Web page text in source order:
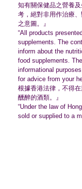
知有關保健品之營養及
考，絕對非用作治療、
之意圖。』
“All products
supplements. The
inform about the
food supplements.
informational
for advice from your
根據香港法律，不得在
醺醉的酒類。』
“Under the law of
sold or supplied to a